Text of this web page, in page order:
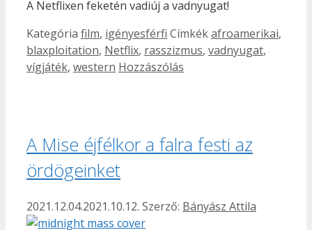
A Netflixen feketén vadiúj a vadnyugat!
Kategória film, igényesférfi Címkékafroamerikai,
blaxploitation, Netflix, rasszizmus, vadnyugat,
vígjáték, western Hozzászólás
A Mise éjfélkor a falra festi az
ördögeinket
2021.12.04.2021.10.12. Szerző: Bányász Attila